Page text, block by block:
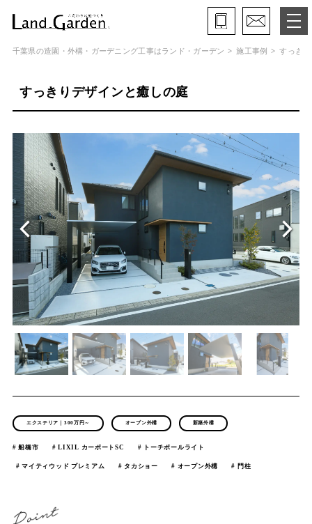
施工事例
保証と約束・ご理解いただきたい事
施工の流れ
よくある質問
会社概要
店舗案内
スタッフ紹介
サイトマップ
採用情報
千葉県の造園・外構・ガーデニング工事はランド・ガーデン 施工事例 すっき
すっきりデザインと癒しの庭
エクステリア｜300万円～ オープン外構 新築外構
船橋市 LIXIL カーポートSC トーチポールライト
マイティウッド プレミアム タカショー オープン外構 門柱